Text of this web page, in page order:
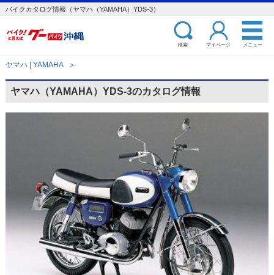
バイクカタログ情報（ヤマハ（YAMAHA）YDS-3）
検索 マイページ メニュー
ヤマハ | YAMAHA ＞
ヤマハ（YAMAHA）YDS-3のカタログ情報